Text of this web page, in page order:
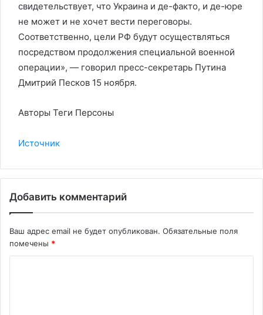
свидетельствует, что Украина и де-факто, и де-юре
не может и не хочет вести переговоры.
Соответственно, цели РФ будут осуществляться
посредством продолжения специальной военной
операции», — говорил пресс-секретарь Путина
Дмитрий Песков 15 ноября.
Авторы Теги Персоны
Источник
Добавить комментарий
Ваш адрес email не будет опубликован. Обязательные поля
помечены *